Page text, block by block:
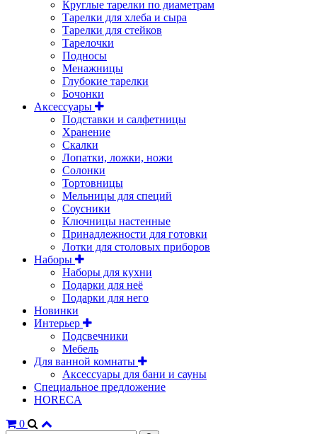
Круглые тарелки по диаметрам
Тарелки для хлеба и сыра
Тарелки для стейков
Тарелочки
Подносы
Менажницы
Глубокие тарелки
Бочонки
Аксессуары
Подставки и салфетницы
Хранение
Скалки
Лопатки, ложки, ножи
Солонки
Тортовницы
Мельницы для специй
Соусники
Ключницы настенные
Принадлежности для готовки
Лотки для столовых приборов
Наборы
Наборы для кухни
Подарки для неё
Подарки для него
Новинки
Интерьер
Подсвечники
Мебель
Для ванной комнаты
Аксессуары для бани и сауны
Специальное предложение
HORECA
0